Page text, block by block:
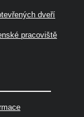
dveří
pracoviště